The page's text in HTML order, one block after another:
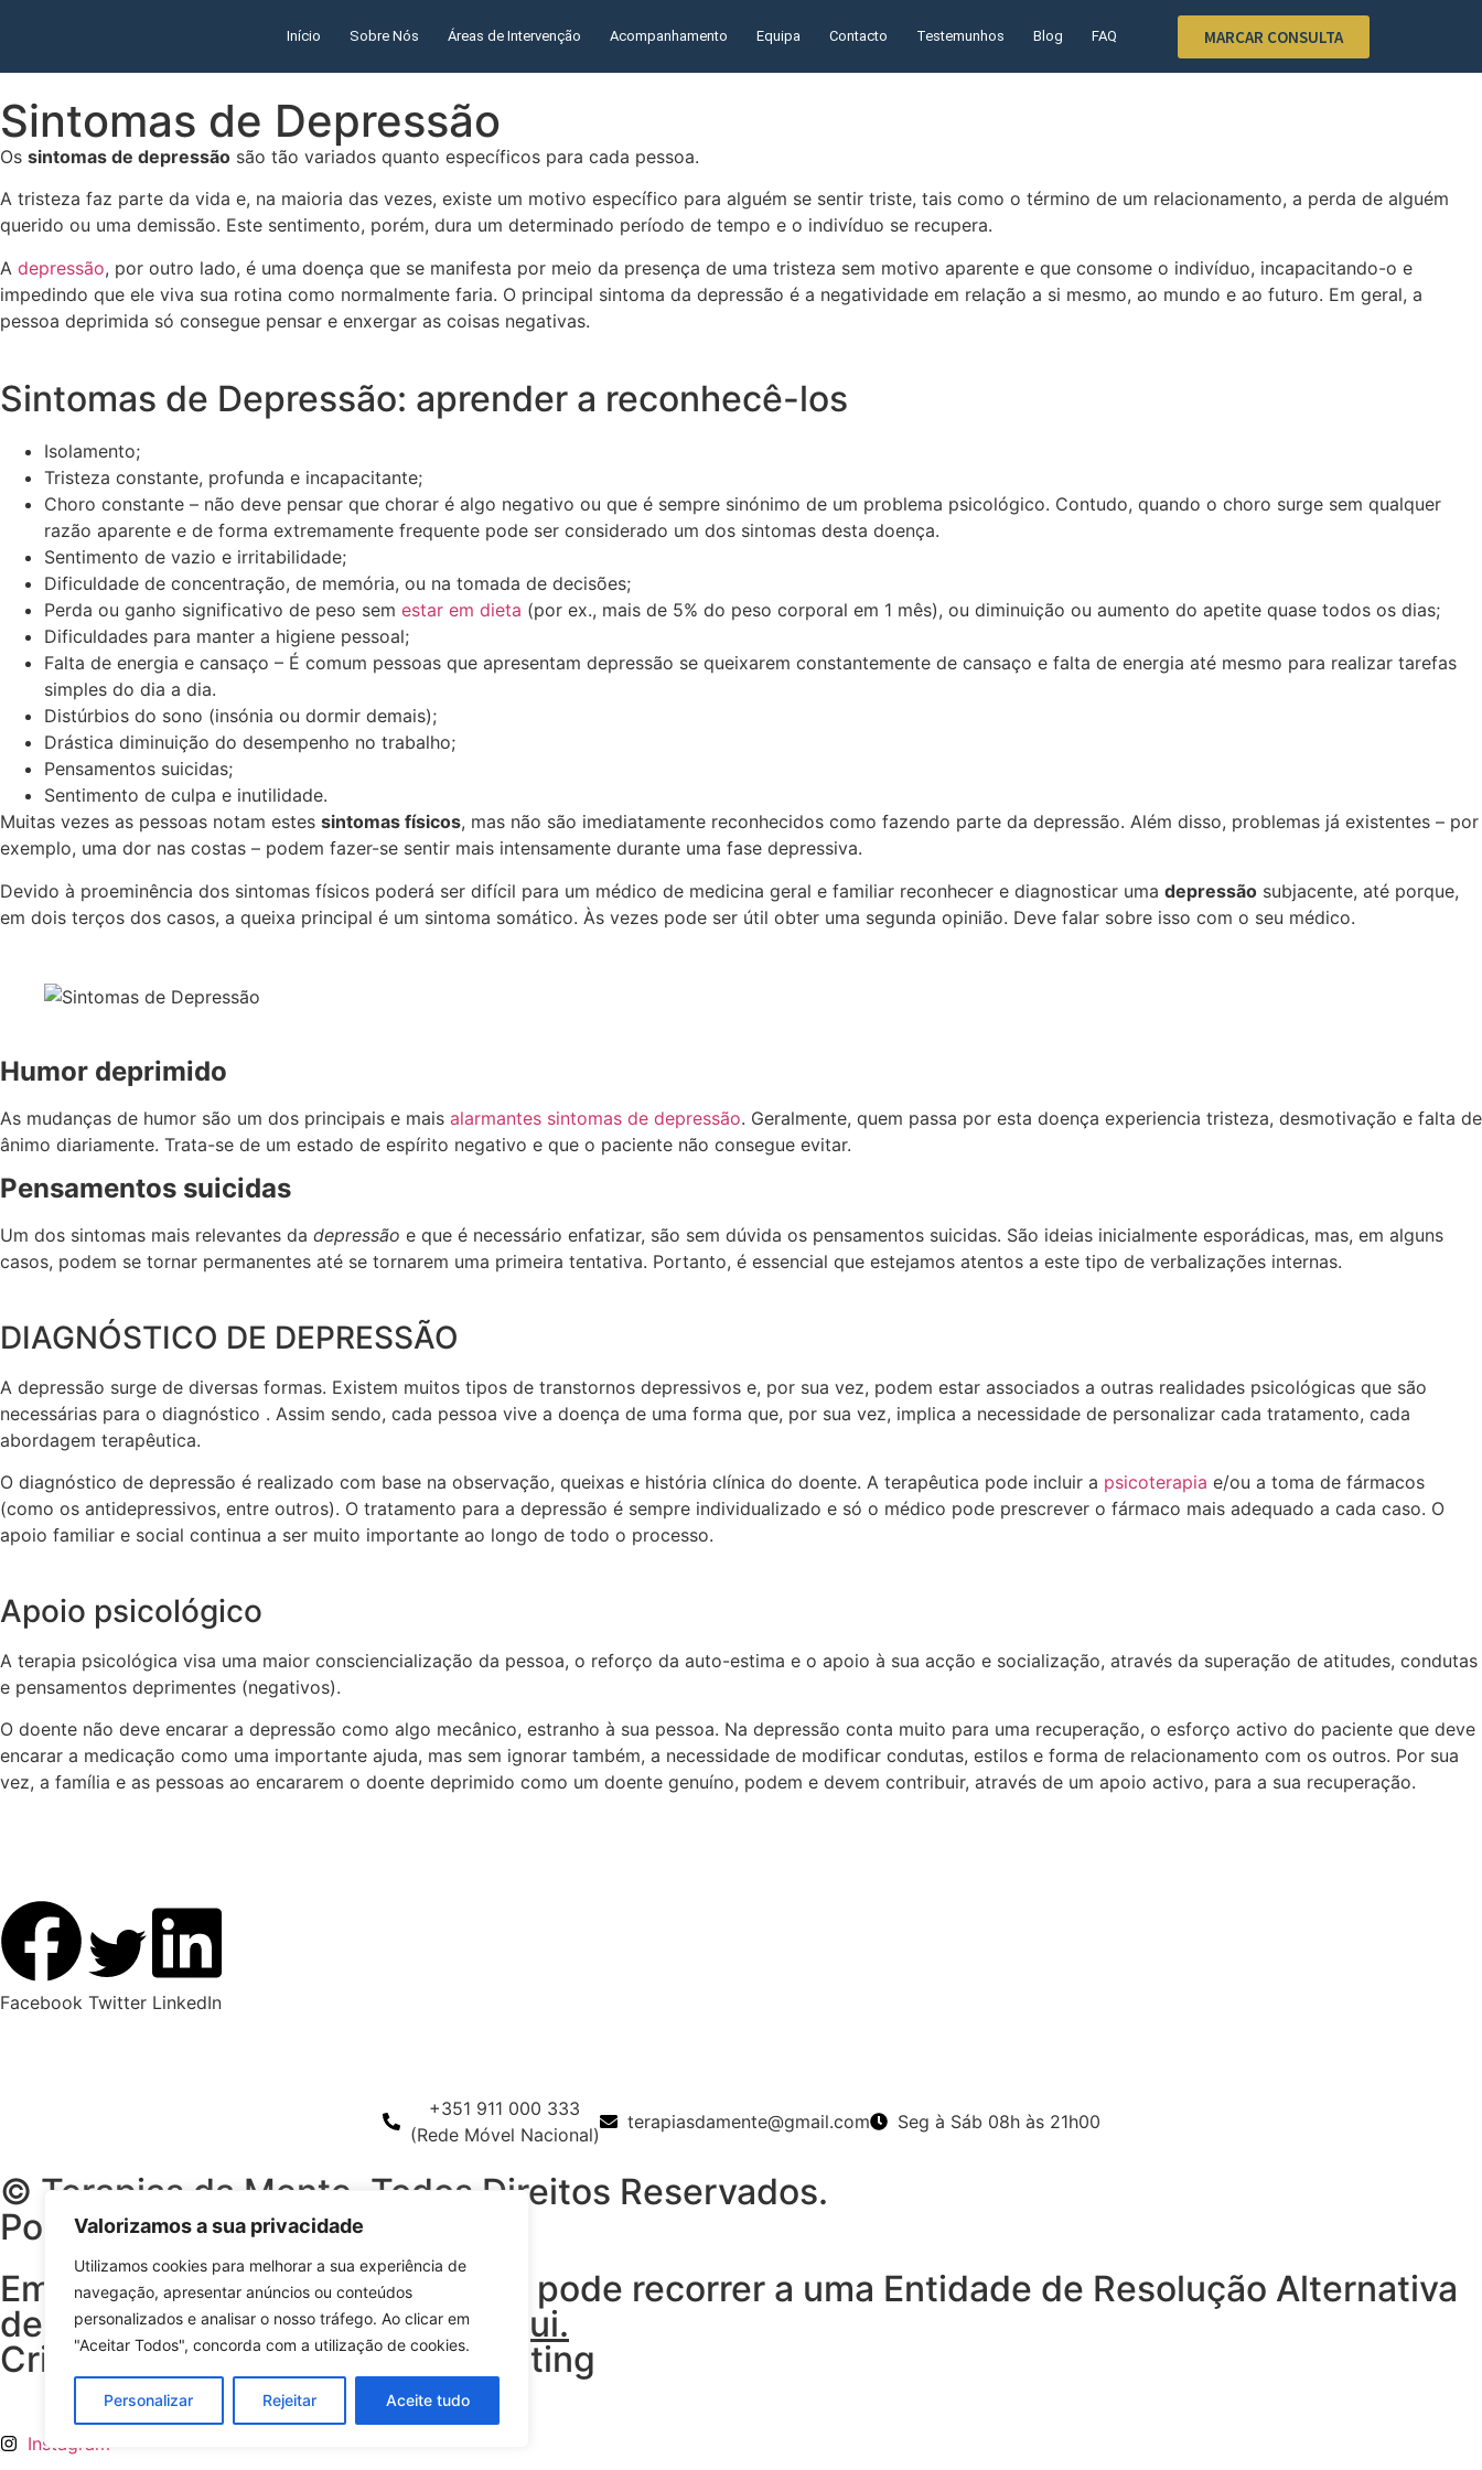
Valorizamos a sua privacidade
Utilizamos cookies para melhorar a sua experiência de
navegação, apresentar anúncios ou conteúdos
personalizados e analisar o nosso tráfego. Ao clicar em
"Aceitar Todos", concorda com a utilização de cookies.
Personalizar Rejeitar Aceite tudo
Início Sobre Nós Áreas de Intervenção Acompanhamento Equipa Contacto Testemunhos Blog FAQ MARCAR CONSULTA
Sintomas de Depressão
Os sintomas de depressão são tão variados quanto específicos para cada pessoa.
A tristeza faz parte da vida e, na maioria das vezes, existe um motivo específico para alguém se sentir triste, tais como o término de um relacionamento, a perda de alguém
querido ou uma demissão. Este sentimento, porém, dura um determinado período de tempo e o indivíduo se recupera.
A depressão, por outro lado, é uma doença que se manifesta por meio da presença de uma tristeza sem motivo aparente e que consome o indivíduo, incapacitando-o e
impedindo que ele viva sua rotina como normalmente faria. O principal sintoma da depressão é a negatividade em relação a si mesmo, ao mundo e ao futuro. Em geral, a
pessoa deprimida só consegue pensar e enxergar as coisas negativas.
Sintomas de Depressão: aprender a reconhecê-los
Isolamento;
Tristeza constante, profunda e incapacitante;
Choro constante – não deve pensar que chorar é algo negativo ou que é sempre sinónimo de um problema psicológico. Contudo, quando o choro surge sem qualquer
razão aparente e de forma extremamente frequente pode ser considerado um dos sintomas desta doença.
Sentimento de vazio e irritabilidade;
Dificuldade de concentração, de memória, ou na tomada de decisões;
Perda ou ganho significativo de peso sem estar em dieta (por ex., mais de 5% do peso corporal em 1 mês), ou diminuição ou aumento do apetite quase todos os dias;
Dificuldades para manter a higiene pessoal;
Falta de energia e cansaço – É comum pessoas que apresentam depressão se queixarem constantemente de cansaço e falta de energia até mesmo para realizar tarefas
simples do dia a dia.
Distúrbios do sono (insónia ou dormir demais);
Drástica diminuição do desempenho no trabalho;
Pensamentos suicidas;
Sentimento de culpa e inutilidade.
Muitas vezes as pessoas notam estes sintomas físicos, mas não são imediatamente reconhecidos como fazendo parte da depressão. Além disso, problemas já existentes – por
exemplo, uma dor nas costas – podem fazer-se sentir mais intensamente durante uma fase depressiva.
Devido à proeminência dos sintomas físicos poderá ser difícil para um médico de medicina geral e familiar reconhecer e diagnosticar uma depressão subjacente, até porque,
em dois terços dos casos, a queixa principal é um sintoma somático. Às vezes pode ser útil obter uma segunda opinião. Deve falar sobre isso com o seu médico.
Humor deprimido
As mudanças de humor são um dos principais e mais alarmantes sintomas de depressão. Geralmente, quem passa por esta doença experiencia tristeza, desmotivação e falta de
ânimo diariamente. Trata-se de um estado de espírito negativo e que o paciente não consegue evitar.
Pensamentos suicidas
Um dos sintomas mais relevantes da depressão e que é necessário enfatizar, são sem dúvida os pensamentos suicidas. São ideias inicialmente esporádicas, mas, em alguns
casos, podem se tornar permanentes até se tornarem uma primeira tentativa. Portanto, é essencial que estejamos atentos a este tipo de verbalizações internas.
DIAGNÓSTICO DE DEPRESSÃO
A depressão surge de diversas formas. Existem muitos tipos de transtornos depressivos e, por sua vez, podem estar associados a outras realidades psicológicas que são
necessárias para o diagnóstico . Assim sendo, cada pessoa vive a doença de uma forma que, por sua vez, implica a necessidade de personalizar cada tratamento, cada
abordagem terapêutica.
O diagnóstico de depressão é realizado com base na observação, queixas e história clínica do doente. A terapêutica pode incluir a psicoterapia e/ou a toma de fármacos
(como os antidepressivos, entre outros). O tratamento para a depressão é sempre individualizado e só o médico pode prescrever o fármaco mais adequado a cada caso. O
apoio familiar e social continua a ser muito importante ao longo de todo o processo.
Apoio psicológico
A terapia psicológica visa uma maior consciencialização da pessoa, o reforço da auto-estima e o apoio à sua acção e socialização, através da superação de atitudes, condutas
e pensamentos deprimentes (negativos).
O doente não deve encarar a depressão como algo mecânico, estranho à sua pessoa. Na depressão conta muito para uma recuperação, o esforço activo do paciente que deve
encarar a medicação como uma importante ajuda, mas sem ignorar também, a necessidade de modificar condutas, estilos e forma de relacionamento com os outros. Por sua
vez, a família e as pessoas ao encararem o doente deprimido como um doente genuíno, podem e devem contribuir, através de um apoio activo, para a sua recuperação.
Facebook Twitter LinkedIn
+351 911 000 333
(Rede Móvel Nacional)
terapiasdamente@gmail.com Seg à Sáb 08h às 21h00
© Terapias da Mente. Todos Direitos Reservados.
Política de Privacidade
Em caso de litígio o consumidor pode recorrer a uma Entidade de Resolução Alternativa
de Litígio de consumo clique
aqui.
Criado com ♥ por Pontíz Marketing
Instagram